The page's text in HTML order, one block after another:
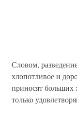
Словом,
хлопотливое и
приносят больших
только